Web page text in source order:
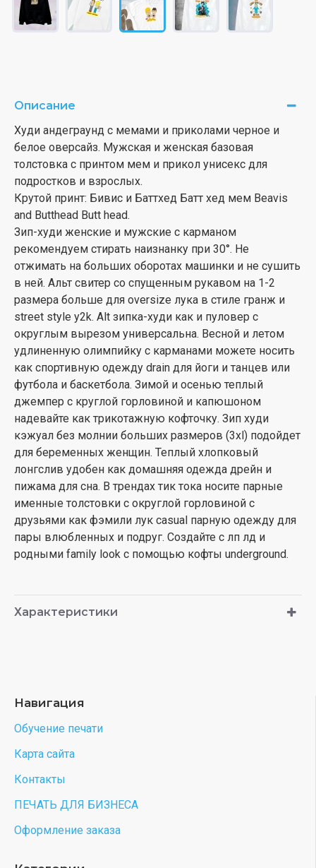
Описание
Худи андеграунд с мемами и приколами черное и
белое оверсайз. Мужская и женская базовая
толстовка с принтом мем и прикол унисекс для
подростков и взрослых.
Крутой принт: Бивис и Баттхед Батт хед мем Beavis
and Butthead Butt head.
Зип-худи женские и мужские с карманом
рекомендуем стирать наизнанку при 30°. Не
отжимать на больших оборотах машинки и не сушить
в ней. Альт свитер со спущенным рукавом на 1-2
размера больше для oversize лука в стиле гранж и
street style y2k. Alt зипка-худи как и пуловер с
округлым вырезом универсальна. Весной и летом
удлиненную олимпийку с карманами можете носить
как спортивную одежду drain для йоги и танцев или
футбола и баскетбола. Зимой и осенью теплый
джемпер с круглой горловиной и капюшоном
надевайте как трикотажную кофточку. Зип худи
кэжуал без молнии больших размеров (3xl) подойдет
для беременных женщин. Теплый хлопковый
лонгслив удобен как домашняя одежда дрейн и
пижама для сна. В трендах тик тока носите парные
именные толстовки с округлой горловиной с
друзьями как фэмили лук casual парную одежду для
пары влюбленных и подруг. Создайте с лп лд и
родными family look с помощью кофты underground.
Характеристики
Навигация
Обучение печати
Карта сайта
Контакты
ПЕЧАТЬ ДЛЯ БИЗНЕСА
Оформление заказа